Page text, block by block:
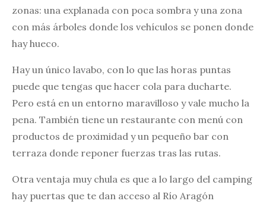
zonas: una explanada con poca sombra y una zona
con más árboles donde los vehículos se ponen donde
hay hueco.
Hay un único lavabo, con lo que las horas puntas
puede que tengas que hacer cola para ducharte.
Pero está en un entorno maravilloso y vale mucho la
pena. También tiene un restaurante con menú con
productos de proximidad y un pequeño bar con
terraza donde reponer fuerzas tras las rutas.
Otra ventaja muy chula es que a lo largo del camping
hay puertas que te dan acceso al Río Aragón